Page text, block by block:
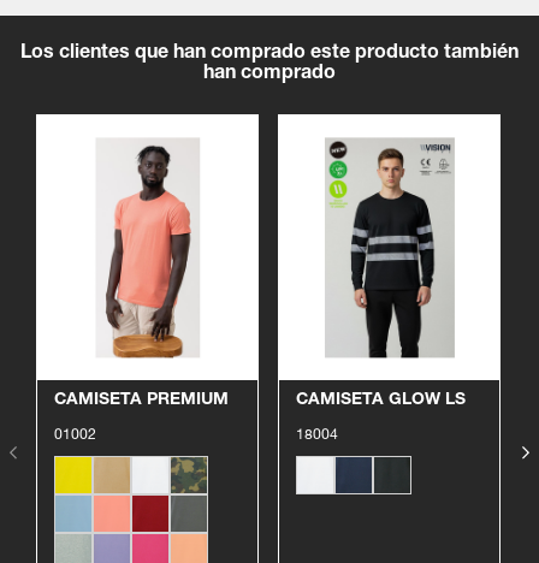
Los clientes que han comprado este producto también
han comprado
Ver producto
CAMISETA PREMIUM
01002
Ver producto
CAMISETA GLOW LS
18004